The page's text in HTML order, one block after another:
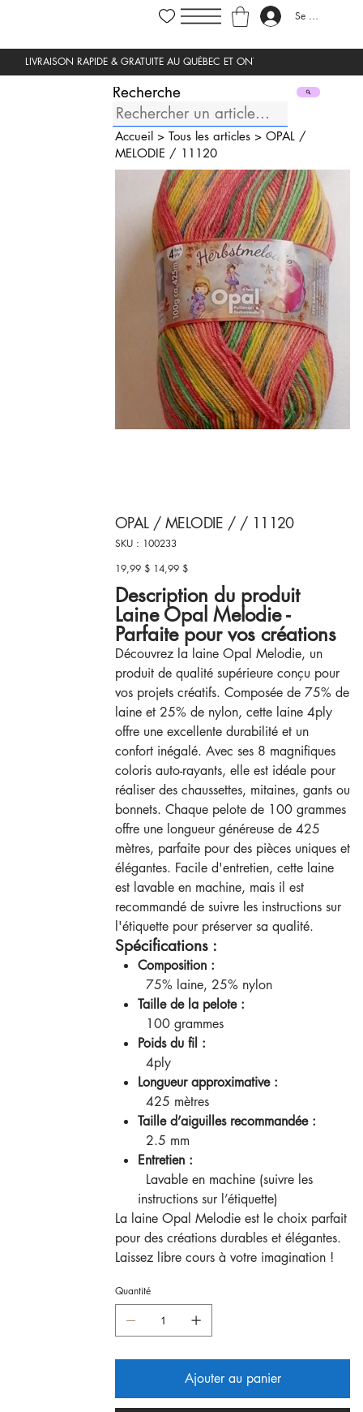
Se connecter
Recherche
Accueil> Tous les articles> OPAL /
MELODIE / 11120
OPAL / MELODIE / / 11120
SKU :
SKU
100233
100233
Prix
d’origine
19,99 $ Prix
promotionnel
14,99 $
Description du produit
Laine Opal Melodie -
Parfaite pour vos créations
Découvrez la laine Opal Melodie, un
produit de qualité supérieure conçu pour
vos projets créatifs. Composée de 75% de
laine et 25% de nylon, cette laine 4ply
offre une excellente durabilité et un
confort inégalé. Avec ses 8 magnifiques
coloris auto-rayants, elle est idéale pour
réaliser des chaussettes, mitaines, gants ou
bonnets. Chaque pelote de 100 grammes
offre une longueur généreuse de 425
mètres, parfaite pour des pièces uniques et
élégantes. Facile d'entretien, cette laine
est lavable en machine, mais il est
recommandé de suivre les instructions sur
l'étiquette pour préserver sa qualité.
Spécifications :
Composition :
75% laine, 25% nylon
Taille de la pelote :
100 grammes
Poids du fil :
4ply
Longueur approximative :
425 mètres
Taille d’aiguilles recommandée :
2.5 mm
Entretien :
Lavable en machine (suivre les
instructions sur l’étiquette)
La laine Opal Melodie est le choix parfait
pour des créations durables et élégantes.
Laissez libre cours à votre imagination !
Quantité
Ajouter au panier